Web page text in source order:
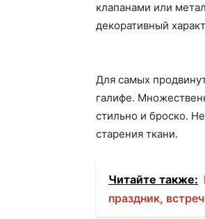
клапанами или
декоративный
Для самых
галифе.
стильно и броско.
старения ткани.
Читайте также:
праздник,